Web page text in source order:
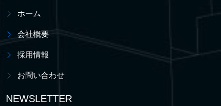
ホーム
会社概要
採用情報
お問い合わせ
NEWSLETTER